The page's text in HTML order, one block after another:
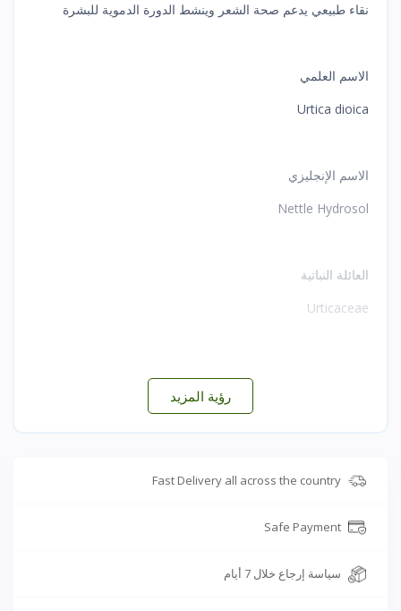
نقاء طبيعي يدعم صحة الشعر وينشط الدورة الدموية للبشرة
الاسم العلمي
Urtica dioica
الاسم الإنجليزي
Nettle Hydrosol
العائلة النباتية
Urticaceae
يُستخلص بالتقطير البخاري لأوراق القراص الطازجة المزروعة
النشطة القابلة للذوبان في الماء مثل الأحماض العضوية
التركيب الكيميائي النشط
رؤية المزيد
Fast Delivery all across the country
Safe Payment
سياسة إرجاع خلال 7 أيام